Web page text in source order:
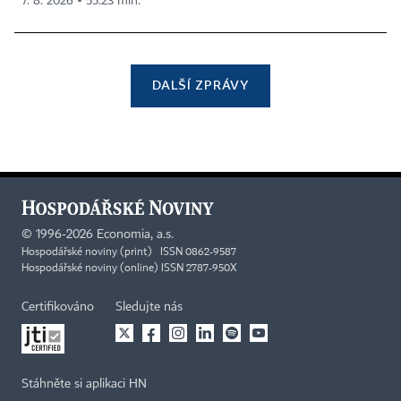
DALŠÍ ZPRÁVY
© 1996-2026 Economia, a.s.
Hospodářské noviny (print) ISSN 0862-9587
Hospodářské noviny (online) ISSN 2787-950X
Certifikováno Sledujte nás
Stáhněte si aplikaci HN